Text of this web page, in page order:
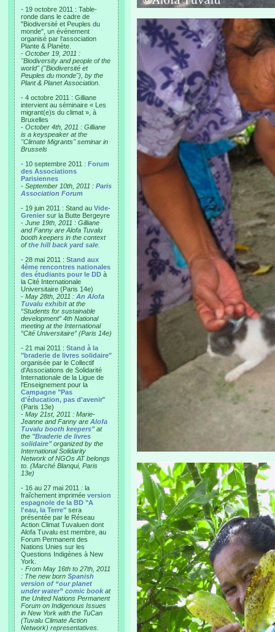
- 19 octobre 2011 : Table-
ronde dans le cadre de
"Biodiversité et Peuples du
monde", un événement
organisé par l'association
Plante & Planète.
- October 19, 2011 :
"Biodiversity and people of the
world" ("Biodiversité et
Peuples du monde"), by the
Plant & Planet Association.
- 4 octobre 2011 : Gilliane
intervient au séminaire « Les
migrant(e)s du climat », à
Bruxelles
- October 4th, 2011 : Gilliane
is a keyspeaker at the
"Climate Migrants" seminar in
Brussels
- 10 septembre 2011 : Forum
des Associations
Parisiennes
- September 10th, 2011 : Paris
Association Forum
- 19 juin 2011 : Stand au Vide-
Grenier sur la Butte Bergeyre
- June 19th, 2011 : Gilliane
and Fanny are Alofa Tuvalu
booth keepers in the context
ofthe hill back yard sale
- 28 mai 2011 : Stand aux
4ème rencontres nationales
des étudiants pour le DD à
la Cité Internationale
Universitaire (Paris 14e)
- May 28th, 2011 : An Alofa
Tuvalu exhibit at the
“Students for sustainable
development” 4th National
meeting at the International
“Cité Universitaire” (Paris 14e)
- 21 mai 2011 : Stand à la
"braderie de livres solidaire"
organisée par le Collectif
d'Associations de Solidarité
Internationale de la Ligue de
l'Enseignement pour la
Campagne "Pas
d'éducation, pas d'avenir"
(Paris 13e)
- May 21st, 2011 : Marie-
Jeanne and Fanny are Alofa
Tuvalu booth keepers"at
the "Braderie de livres
solidaire"organized by the
International Solidarity
Network of NGOs AT belongs
to. (Marché Blanqui, Paris
13e)
- 16 au 27 mai 2011 : la
fraîchement imprimée version
espagnole de la BD "A
l'eau, la Terre" sera
présentée par le Réseau
Action Climat Tuvaluen dont
Alofa Tuvalu est membre, au
Forum Permanent des
Nations Unies sur les
Questions Indigènes à New
York.
- From May 16th to 27th, 2011
: The new born Spanish
version of “our planet
under water” comic book at
the United Nations Permanent
Forum on Indigenous Issues
in New York with the TuCan
(Tuvalu Climate Action
Network) representatives.